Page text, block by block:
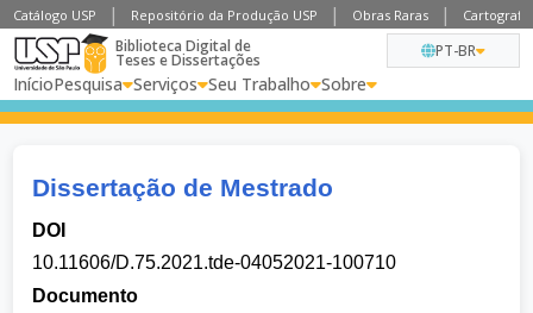
Catálogo USP Repositório da Produção USP Obras Raras
Biblioteca Digital de
Teses e Dissertações
InícioPesquisa Serviços Seu Trabalho Sobre
PT-BR
Dissertação de Mestrado
DOI
10.11606/D.75.2021.tde-04052021-100710
Documento